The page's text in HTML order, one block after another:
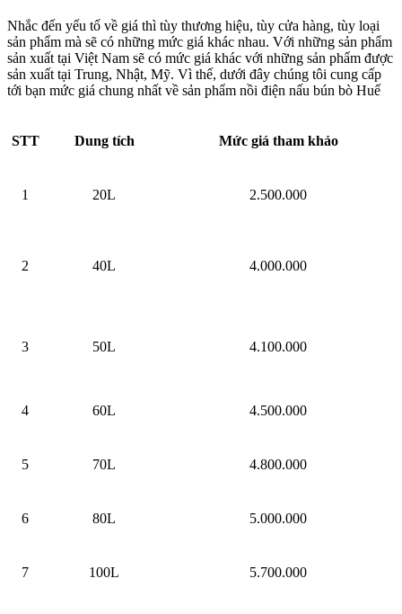
Nhắc đến yếu tố về giá thì tùy thương hiệu, tùy cửa hàng, tùy loại
sản phẩm mà sẽ có những mức giá khác nhau. Với những sản phẩm
sản xuất tại Việt Nam sẽ có mức giá khác với những sản phẩm được
sản xuất tại Trung, Nhật, Mỹ. Vì thế, dưới đây chúng tôi cung cấp
tới bạn mức giá chung nhất về sản phẩm nồi điện nấu bún bò Huế
STT Dung tích Mức giá tham khảo
1 20L 2.500.000
2 40L 4.000.000
3 50L 4.100.000
4 60L 4.500.000
5 70L 4.800.000
6 80L 5.000.000
7 100L 5.700.000